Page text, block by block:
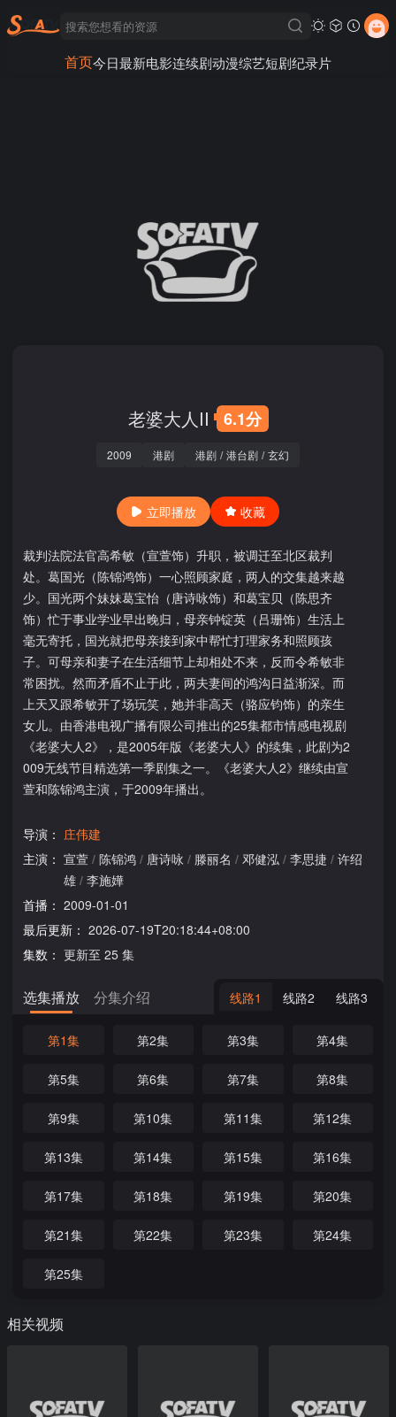
首页今日最新电影连续剧动漫综艺短剧纪录片
老婆大人II 6.1分
2009 港剧 港剧 / 港台剧 / 玄幻
立即播放 收藏
裁判法院法官高希敏（宣萱饰）升职，被调迁至北区裁判
处。葛国光（陈锦鸿饰）一心照顾家庭，两人的交集越来越
少。国光两个妹妹葛宝怡（唐诗咏饰）和葛宝贝（陈思齐
饰）忙于事业学业早出晚归，母亲钟锭英（吕珊饰）生活上
毫无寄托，国光就把母亲接到家中帮忙打理家务和照顾孩
子。可母亲和妻子在生活细节上却相处不来，反而令希敏非
常困扰。然而矛盾不止于此，两夫妻间的鸿沟日益渐深。而
上天又跟希敏开了场玩笑，她并非高天（骆应钧饰）的亲生
女儿。由香港电视广播有限公司推出的25集都市情感电视剧
《老婆大人2》，是2005年版《老婆大人》的续集，此剧为2
009无线节目精选第一季剧集之一。《老婆大人2》继续由宣
萱和陈锦鸿主演，于2009年播出。
导演： 庄伟建
主演： 宣萱 / 陈锦鸿 / 唐诗咏 / 滕丽名 / 邓健泓 / 李思捷 / 许绍
雄 / 李施嬅
首播： 2009-01-01
最后更新： 2026-07-19T20:18:44+08:00
集数： 更新至 25 集
选集播放 分集介绍 线路1 线路2 线路3
第1集 第2集 第3集 第4集
第5集 第6集 第7集 第8集
第9集 第10集 第11集 第12集
第13集 第14集 第15集 第16集
第17集 第18集 第19集 第20集
第21集 第22集 第23集 第24集
第25集
相关视频